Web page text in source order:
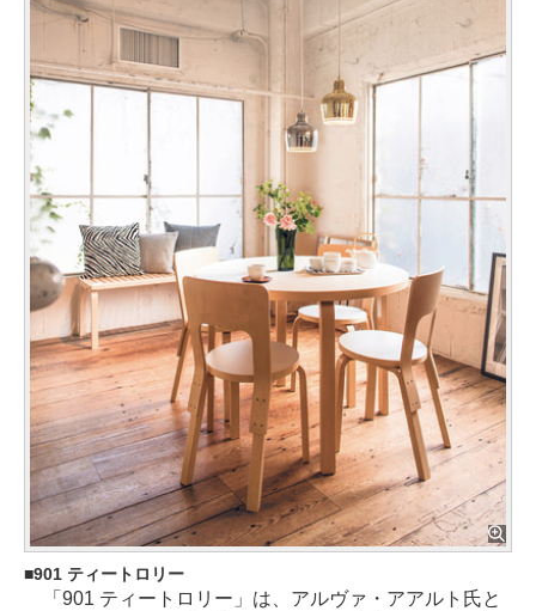
901 ティートロリー
「901 ティートロリー」は、アルヴァ・アアルト氏と